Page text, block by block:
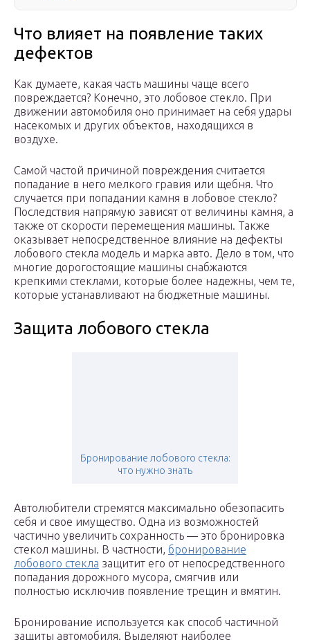
Что влияет на появление таких
дефектов
Как думаете, какая часть машины чаще всего
повреждается? Конечно, это лобовое стекло. При
движении автомобиля оно принимает на себя удары
насекомых и других объектов, находящихся в
воздухе.
Самой частой причиной повреждения считается
попадание в него мелкого гравия или щебня. Что
случается при попадании камня в лобовое стекло?
Последствия напрямую зависят от величины камня, а
также от скорости перемещения машины. Также
оказывает непосредственное влияние на дефекты
лобового стекла модель и марка авто. Дело в том, что
многие дорогостоящие машины снабжаются
крепкими стеклами, которые более надежны, чем те,
которые устанавливают на бюджетные машины.
Защита лобового стекла
Бронирование лобового стекла:
что нужно знать
Автолюбители стремятся максимально обезопасить
себя и свое имущество. Одна из возможностей
частично увеличить сохранность — это бронировка
стекол машины. В частности, бронирование
лобового стекла защитит его от непосредственного
попадания дорожного мусора, смягчив или
полностью исключив появление трещин и вмятин.
Бронирование используется как способ частичной
защиты автомобиля. Выделяют наиболее